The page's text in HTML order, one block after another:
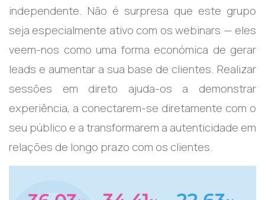
independente. Não é surpresa que este grupo
seja especialmente ativo com os webinars — eles
veem-nos como uma forma económica de gerar
leads e aumentar a sua base de clientes. Realizar
sessões em direto ajuda-os a demonstrar
experiência, a conectarem-se diretamente com o
seu público e a transformarem a autenticidade em
relações de longo prazo com os clientes.